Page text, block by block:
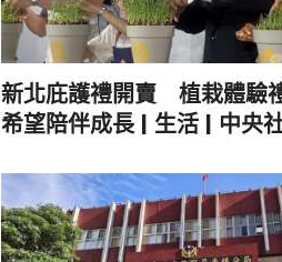
新北庇護禮開賣 植栽體驗
希望陪伴成長 | 生活 | 中央